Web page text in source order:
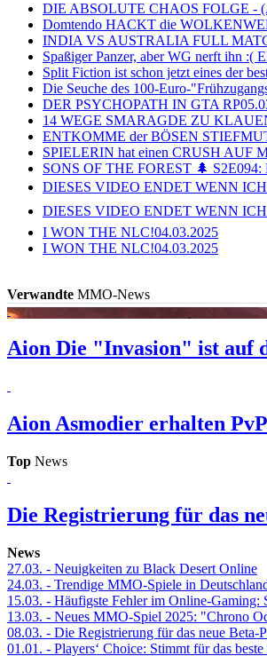
DIE ABSOLUTE CHAOS FOLGE -
Domtendo HACKT die
INDIA VS AUSTRALIA FULL
Spaßiger Panzer, aber WG nerft ihn :(
Split Fiction ist schon jetzt eines der
Die Seuche des 100-Euro-
DER PSYCHOPATH IN GTA RP
14 WEGE SMARAGDE ZU
ENTKOMME der BÖSEN
SPIELERIN hat einen CRUSH AUF
SONS OF THE FOREST 🌲
DIESES VIDEO ENDET WENN
DIESES VIDEO ENDET WENN
I WON THE NLC!04.03.2025
I WON THE NLC!04.03.2025
Verwandte MMO-News
Aion Die "Invasion" ist auf
Aion Asmodier erhalten
Top News
Die Registrierung für das
News
27.03. - Neuigkeiten zu Black Desert Online
24.03. - Trendige MMO-Spiele in
15.03. - Häufigste Fehler im Online-Gaming:
13.03. - Neues MMO-Spiel 2025: "Chrono
08.03. - Die Registrierung für das neue Beta-
01.01. - Players‘ Choice: Stimmt für das